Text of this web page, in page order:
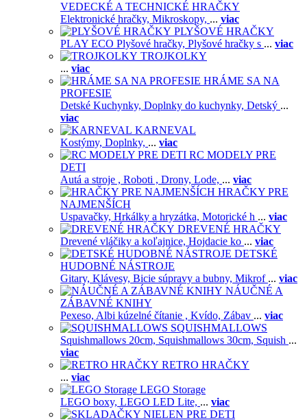
VEDECKÉ A TECHNICKÉ HRAČKY
Elektronické hračky, Mikroskopy, ... viac
PLYŠOVÉ HRAČKY
PLAY ECO Plyšové hračky, Plyšové hračky s ... viac
TROJKOLKY
... viac
HRÁME SA NA
PROFESIE
Detské Kuchynky, Doplnky do kuchynky, Detský ...
viac
KARNEVAL
Kostýmy, Doplnky, ... viac
RC MODELY PRE
DETI
Autá a stroje , Roboti , Drony, Lode, ... viac
HRAČKY PRE
NAJMENŠÍCH
Uspavačky, Hrkálky a hryzátka, Motorické h ... viac
DREVENÉ HRAČKY
Drevené vláčiky a koľajnice, Hojdacie ko ... viac
DETSKÉ
HUDOBNÉ NÁSTROJE
Gitary, Klávesy, Bicie súpravy a bubny, Mikrof ... viac
NÁUČNÉ A
ZÁBAVNÉ KNIHY
Pexeso, Albi kúzelné čítanie , Kvído, Zábav ... viac
SQUISHMALLOWS
Squishmallows 20cm, Squishmallows 30cm, Squish ...
viac
RETRO HRAČKY
... viac
LEGO Storage
LEGO boxy, LEGO LED Lite, ... viac